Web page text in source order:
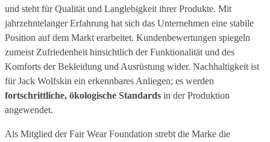
und steht für Qualität und Langlebigkeit ihrer Produkte. Mit
jahrzehntelanger Erfahrung hat sich das Unternehmen eine stabile
Position auf dem Markt erarbeitet. Kundenbewertungen spiegeln
zumeist Zufriedenheit hinsichtlich der Funktionalität und des
Komforts der Bekleidung und Ausrüstung wider. Nachhaltigkeit ist
für Jack Wolfskin ein erkennbares Anliegen; es werden
fortschrittliche, ökologische Standards in der Produktion
angewendet.
Als Mitglied der Fair Wear Foundation strebt die Marke die